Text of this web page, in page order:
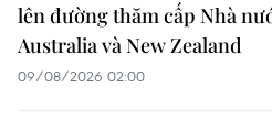
lên đường thăm cấp Nhà
Australia và New Zealand
09/08/2026 02:00